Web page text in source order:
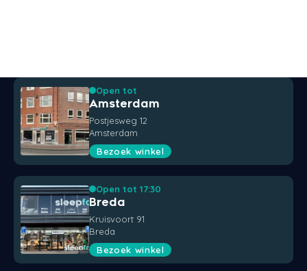
Open tot
Amsterdam
Postjesweg 12
Amsterdam
Bezoek winkel
Open tot 17:30
Breda
Kruisvoort 91
Breda
Bezoek winkel